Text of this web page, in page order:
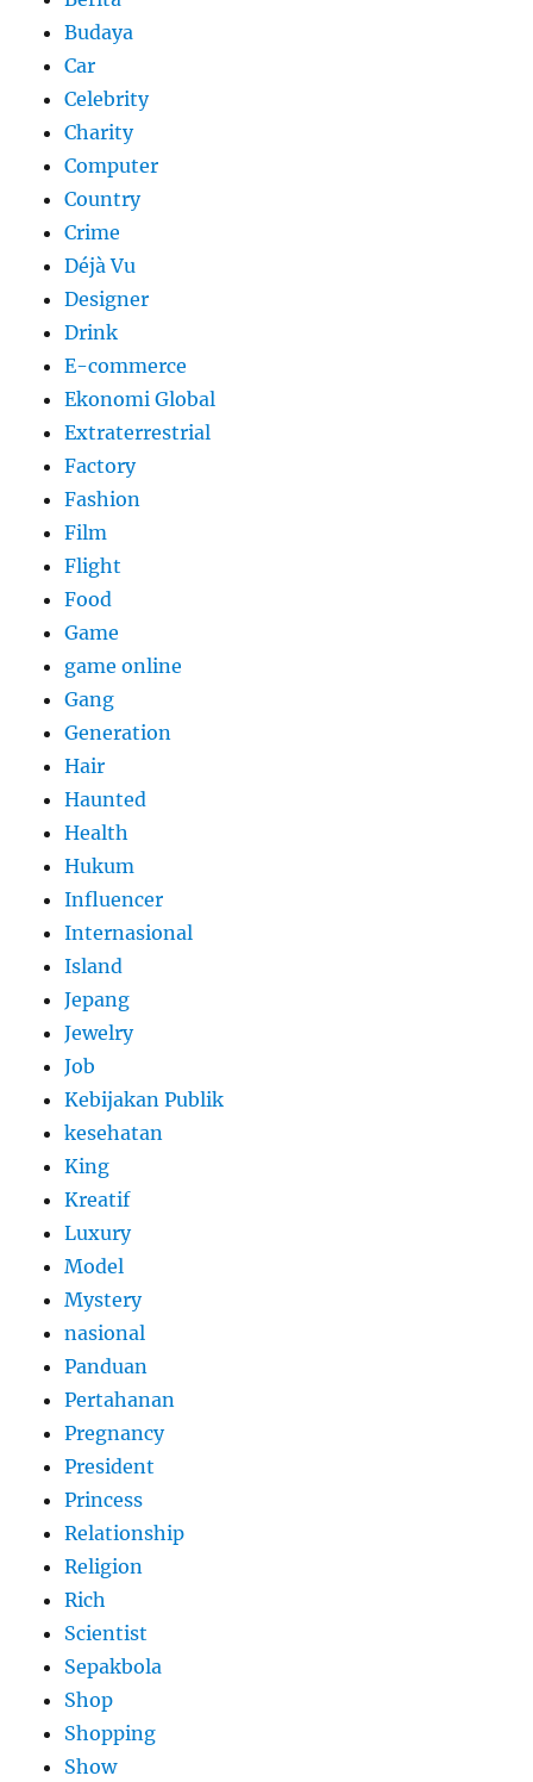
Budaya
Car
Celebrity
Charity
Computer
Country
Crime
Déjà Vu
Designer
Drink
E-commerce
Ekonomi Global
Extraterrestrial
Factory
Fashion
Film
Flight
Food
Game
game online
Gang
Generation
Hair
Haunted
Health
Hukum
Influencer
Internasional
Island
Jepang
Jewelry
Job
Kebijakan Publik
kesehatan
King
Kreatif
Luxury
Model
Mystery
nasional
Panduan
Pertahanan
Pregnancy
President
Princess
Relationship
Religion
Rich
Scientist
Sepakbola
Shop
Shopping
Show